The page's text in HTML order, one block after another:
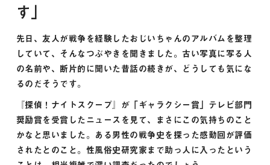
す」
先日、友人が戦争を経験したおじいちゃんのアルバムを整理
していて、そんなつぶやきを聞きました。古い写真に写る人
の名前や、断片的に聞いた昔話の続きが、どうしても気にな
るのだそうです。
『探偵！ナイトスクープ』が「ギャラクシー賞」テレビ部門
奨励賞を受賞したニュースを見て、まさにこの気持ちのこと
かなと思いました。ある男性の戦争史を探った感動回が評価
されたとのこと。性風俗史研究家まで助っ人に入ったという